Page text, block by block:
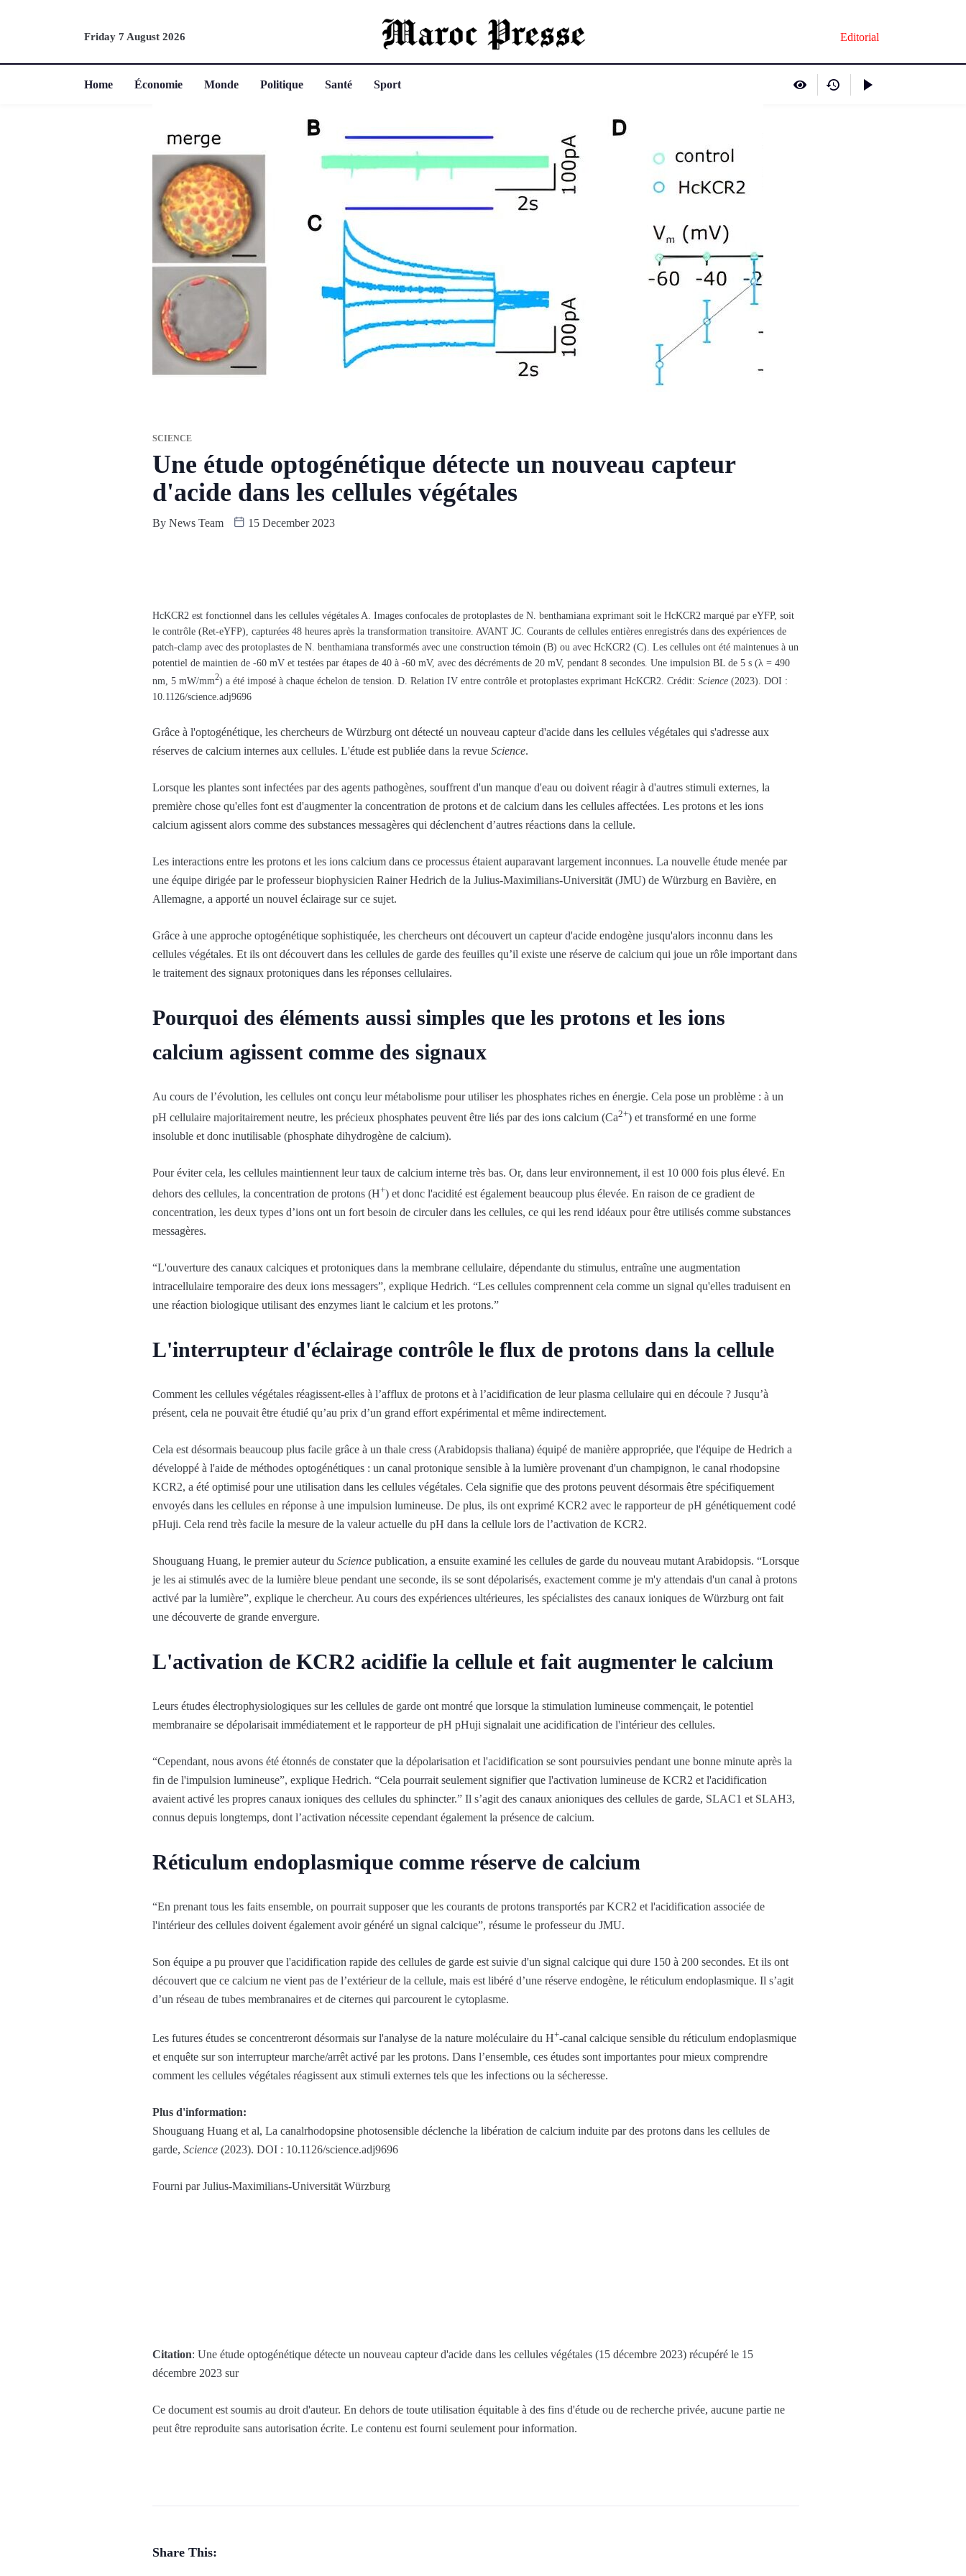
Friday 7 August 2026 Editorial
Home Économie Monde Politique Santé Sport
SCIENCE
Une étude optogénétique détecte un nouveau capteur
d'acide dans les cellules végétales
By News Team 15 December 2023
HcKCR2 est fonctionnel dans les cellules végétales A. Images confocales de protoplastes de N. benthamiana exprimant soit le HcKCR2 marqué par eYFP, soit
le contrôle (Ret-eYFP), capturées 48 heures après la transformation transitoire. AVANT JC. Courants de cellules entières enregistrés dans des expériences de
patch-clamp avec des protoplastes de N. benthamiana transformés avec une construction témoin (B) ou avec HcKCR2 (C). Les cellules ont été maintenues à un
potentiel de maintien de -60 mV et testées par étapes de 40 à -60 mV, avec des décréments de 20 mV, pendant 8 secondes. Une impulsion BL de 5 s (λ = 490
nm, 5 mW/mm2) a été imposé à chaque échelon de tension. D. Relation IV entre contrôle et protoplastes exprimant HcKCR2. Crédit: Science (2023). DOI :
10.1126/science.adj9696
Grâce à l'optogénétique, les chercheurs de Würzburg ont détecté un nouveau capteur d'acide dans les cellules végétales qui s'adresse aux
réserves de calcium internes aux cellules. L'étude est publiée dans la revue Science.
Lorsque les plantes sont infectées par des agents pathogènes, souffrent d'un manque d'eau ou doivent réagir à d'autres stimuli externes, la
première chose qu'elles font est d'augmenter la concentration de protons et de calcium dans les cellules affectées. Les protons et les ions
calcium agissent alors comme des substances messagères qui déclenchent d’autres réactions dans la cellule.
Les interactions entre les protons et les ions calcium dans ce processus étaient auparavant largement inconnues. La nouvelle étude menée par
une équipe dirigée par le professeur biophysicien Rainer Hedrich de la Julius-Maximilians-Universität (JMU) de Würzburg en Bavière, en
Allemagne, a apporté un nouvel éclairage sur ce sujet.
Grâce à une approche optogénétique sophistiquée, les chercheurs ont découvert un capteur d'acide endogène jusqu'alors inconnu dans les
cellules végétales. Et ils ont découvert dans les cellules de garde des feuilles qu’il existe une réserve de calcium qui joue un rôle important dans
le traitement des signaux protoniques dans les réponses cellulaires.
Pourquoi des éléments aussi simples que les protons et les ions
calcium agissent comme des signaux
Au cours de l’évolution, les cellules ont conçu leur métabolisme pour utiliser les phosphates riches en énergie. Cela pose un problème : à un
pH cellulaire majoritairement neutre, les précieux phosphates peuvent être liés par des ions calcium (Ca2+) et transformé en une forme
insoluble et donc inutilisable (phosphate dihydrogène de calcium).
Pour éviter cela, les cellules maintiennent leur taux de calcium interne très bas. Or, dans leur environnement, il est 10 000 fois plus élevé. En
dehors des cellules, la concentration de protons (H+) et donc l'acidité est également beaucoup plus élevée. En raison de ce gradient de
concentration, les deux types d’ions ont un fort besoin de circuler dans les cellules, ce qui les rend idéaux pour être utilisés comme substances
messagères.
“L'ouverture des canaux calciques et protoniques dans la membrane cellulaire, dépendante du stimulus, entraîne une augmentation
intracellulaire temporaire des deux ions messagers”, explique Hedrich. “Les cellules comprennent cela comme un signal qu'elles traduisent en
une réaction biologique utilisant des enzymes liant le calcium et les protons.”
L'interrupteur d'éclairage contrôle le flux de protons dans la cellule
Comment les cellules végétales réagissent-elles à l’afflux de protons et à l’acidification de leur plasma cellulaire qui en découle ? Jusqu’à
présent, cela ne pouvait être étudié qu’au prix d’un grand effort expérimental et même indirectement.
Cela est désormais beaucoup plus facile grâce à un thale cress (Arabidopsis thaliana) équipé de manière appropriée, que l'équipe de Hedrich a
développé à l'aide de méthodes optogénétiques : un canal protonique sensible à la lumière provenant d'un champignon, le canal rhodopsine
KCR2, a été optimisé pour une utilisation dans les cellules végétales. Cela signifie que des protons peuvent désormais être spécifiquement
envoyés dans les cellules en réponse à une impulsion lumineuse. De plus, ils ont exprimé KCR2 avec le rapporteur de pH génétiquement codé
pHuji. Cela rend très facile la mesure de la valeur actuelle du pH dans la cellule lors de l’activation de KCR2.
Shouguang Huang, le premier auteur du Science publication, a ensuite examiné les cellules de garde du nouveau mutant Arabidopsis. “Lorsque
je les ai stimulés avec de la lumière bleue pendant une seconde, ils se sont dépolarisés, exactement comme je m'y attendais d'un canal à protons
activé par la lumière”, explique le chercheur. Au cours des expériences ultérieures, les spécialistes des canaux ioniques de Würzburg ont fait
une découverte de grande envergure.
L'activation de KCR2 acidifie la cellule et fait augmenter le calcium
Leurs études électrophysiologiques sur les cellules de garde ont montré que lorsque la stimulation lumineuse commençait, le potentiel
membranaire se dépolarisait immédiatement et le rapporteur de pH pHuji signalait une acidification de l'intérieur des cellules.
“Cependant, nous avons été étonnés de constater que la dépolarisation et l'acidification se sont poursuivies pendant une bonne minute après la
fin de l'impulsion lumineuse”, explique Hedrich. “Cela pourrait seulement signifier que l'activation lumineuse de KCR2 et l'acidification
avaient activé les propres canaux ioniques des cellules du sphincter.” Il s’agit des canaux anioniques des cellules de garde, SLAC1 et SLAH3,
connus depuis longtemps, dont l’activation nécessite cependant également la présence de calcium.
Réticulum endoplasmique comme réserve de calcium
“En prenant tous les faits ensemble, on pourrait supposer que les courants de protons transportés par KCR2 et l'acidification associée de
l'intérieur des cellules doivent également avoir généré un signal calcique”, résume le professeur du JMU.
Son équipe a pu prouver que l'acidification rapide des cellules de garde est suivie d'un signal calcique qui dure 150 à 200 secondes. Et ils ont
découvert que ce calcium ne vient pas de l’extérieur de la cellule, mais est libéré d’une réserve endogène, le réticulum endoplasmique. Il s’agit
d’un réseau de tubes membranaires et de citernes qui parcourent le cytoplasme.
Les futures études se concentreront désormais sur l'analyse de la nature moléculaire du H+-canal calcique sensible du réticulum endoplasmique
et enquête sur son interrupteur marche/arrêt activé par les protons. Dans l’ensemble, ces études sont importantes pour mieux comprendre
comment les cellules végétales réagissent aux stimuli externes tels que les infections ou la sécheresse.
Plus d'information:
Shouguang Huang et al, La canalrhodopsine photosensible déclenche la libération de calcium induite par des protons dans les cellules de
garde, Science (2023). DOI : 10.1126/science.adj9696
Fourni par Julius-Maximilians-Universität Würzburg
Citation: Une étude optogénétique détecte un nouveau capteur d'acide dans les cellules végétales (15 décembre 2023) récupéré le 15
décembre 2023 sur
Ce document est soumis au droit d'auteur. En dehors de toute utilisation équitable à des fins d'étude ou de recherche privée, aucune partie ne
peut être reproduite sans autorisation écrite. Le contenu est fourni seulement pour information.
Share This: